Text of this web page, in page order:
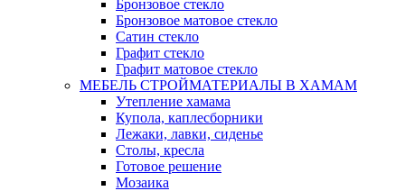
Бронзовое стекло
Бронзовое матовое стекло
Сатин стекло
Графит стекло
Графит матовое стекло
МЕБЕЛЬ СТРОЙМАТЕРИАЛЫ В ХАМАМ
Утепление хамама
Купола, каплесборники
Лежаки, лавки, сиденье
Столы, кресла
Готовое решение
Мозаика